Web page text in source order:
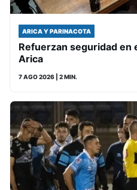
ARICA Y PARINACOTA
Refuerzan seguridad
Arica
7 AGO 2026 | 2 MIN.